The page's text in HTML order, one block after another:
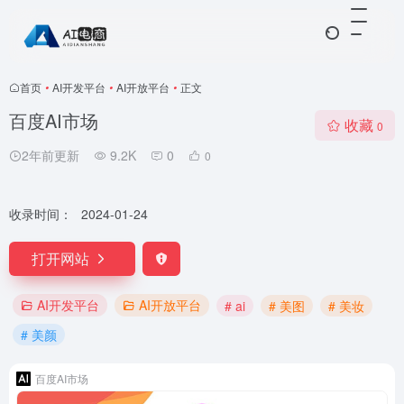
首页 • AI开发平台 • AI开放平台 • 正文
百度AI市场
2年前更新 9.2K 0 0
收藏 0
收录时间： 2024-01-24
打开网站
AI开发平台 AI开放平台 # ai # 美图
# 美妆
# 美颜
百度AI市场